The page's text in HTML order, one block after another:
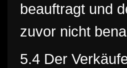
beauftragt und
zuvor nicht
5.4 Der